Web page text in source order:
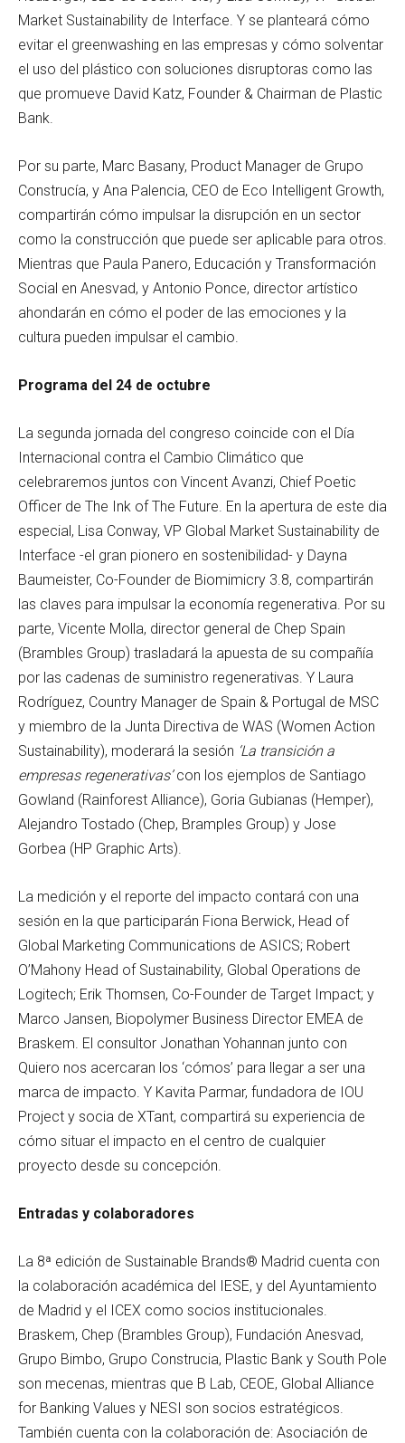
Market Sustainability de Interface. Y se planteará cómo
evitar el greenwashing en las empresas y cómo solventar
el uso del plástico con soluciones disruptoras como las
que promueve David Katz, Founder & Chairman de Plastic
Bank.
Por su parte, Marc Basany, Product Manager de Grupo
Construcía, y Ana Palencia, CEO de Eco Intelligent Growth,
compartirán cómo impulsar la disrupción en un sector
como la construcción que puede ser aplicable para otros.
Mientras que Paula Panero, Educación y Transformación
Social en Anesvad, y Antonio Ponce, director artístico
ahondarán en cómo el poder de las emociones y la
cultura pueden impulsar el cambio.
Programa del 24 de octubre
La segunda jornada del congreso coincide con el Día
Internacional contra el Cambio Climático que
celebraremos juntos con Vincent Avanzi, Chief Poetic
Officer de The Ink of The Future. En la apertura de este dia
especial, Lisa Conway, VP Global Market Sustainability de
Interface -el gran pionero en sostenibilidad- y Dayna
Baumeister, Co-Founder de Biomimicry 3.8, compartirán
las claves para impulsar la economía regenerativa. Por su
parte, Vicente Molla, director general de Chep Spain
(Brambles Group) trasladará la apuesta de su compañía
por las cadenas de suministro regenerativas. Y Laura
Rodríguez, Country Manager de Spain & Portugal de MSC
y miembro de la Junta Directiva de WAS (Women Action
Sustainability), moderará la sesión ‘La transición a
empresas regenerativas’con los ejemplos de Santiago
Gowland (Rainforest Alliance), Goria Gubianas (Hemper),
Alejandro Tostado (Chep, Bramples Group) y Jose
Gorbea (HP Graphic Arts).
La medición y el reporte del impacto contará con una
sesión en la que participarán Fiona Berwick, Head of
Global Marketing Communications de ASICS; Robert
O’Mahony Head of Sustainability, Global Operations de
Logitech; Erik Thomsen, Co-Founder de Target Impact; y
Marco Jansen, Biopolymer Business Director EMEA de
Braskem. El consultor Jonathan Yohannan junto con
Quiero nos acercaran los ‘cómos’ para llegar a ser una
marca de impacto. Y Kavita Parmar, fundadora de IOU
Project y socia de XTant, compartirá su experiencia de
cómo situar el impacto en el centro de cualquier
proyecto desde su concepción.
Entradas y colaboradores
La 8ª edición de Sustainable Brands® Madrid cuenta con
la colaboración académica del IESE, y del Ayuntamiento
de Madrid y el ICEX como socios institucionales.
Braskem, Chep (Brambles Group), Fundación Anesvad,
Grupo Bimbo, Grupo Construcia, Plastic Bank y South Pole
son mecenas, mientras que B Lab, CEOE, Global Alliance
for Banking Values y NESI son socios estratégicos.
También cuenta con la colaboración de: Asociación de